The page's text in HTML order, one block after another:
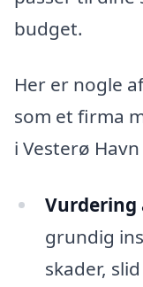
budget.
Her er nogle
som et firma
i Vesterø
Vurdering
grundig
skader,